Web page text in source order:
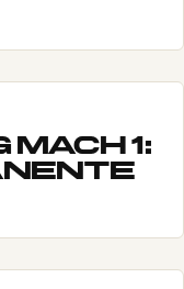
MACH 1: